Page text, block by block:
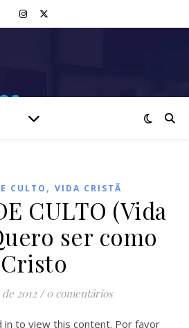
CULTO , VIDA CRISTÃ
CULTO (Vida
ser como
Cristo
2012 / 0 comentários
in to view this content. Por favor